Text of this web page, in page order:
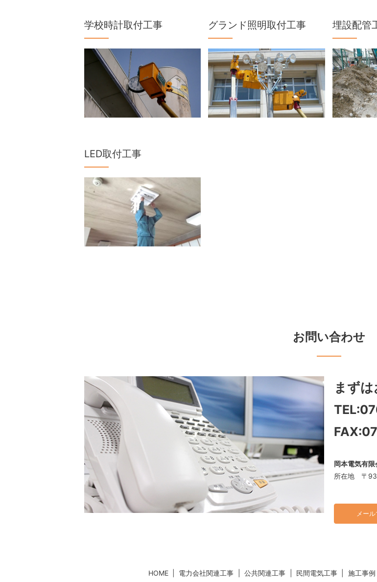
学校時計取付工事 グランド照明取付工事 埋設配管
LED取付工事
お問い合わせ
まず
TEL:
岡本電気有限
所在地 〒
メー
HOME 電力会社関連工事 公共関連工事 民間電気工事 施工事例